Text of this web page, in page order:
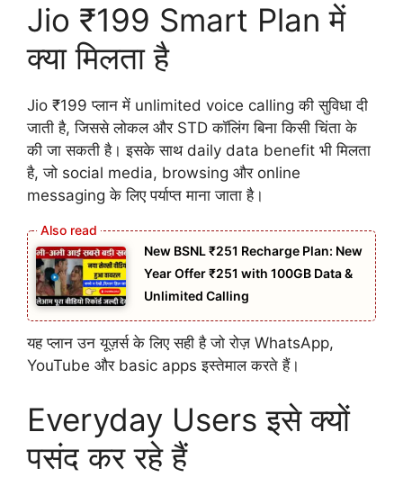
Jio ₹199 Smart Plan में
क्या मिलता है
Jio ₹199 प्लान में unlimited voice calling की सुविधा दी
जाती है, जिससे लोकल और STD कॉलिंग बिना किसी चिंता के
की जा सकती है। इसके साथ daily data benefit भी मिलता
है, जो social media, browsing और online
messaging के लिए पर्याप्त माना जाता है।
New BSNL ₹251 Recharge Plan: New
Year Offer ₹251 with 100GB Data &
Unlimited Calling
यह प्लान उन यूज़र्स के लिए सही है जो रोज़ WhatsApp,
YouTube और basic apps इस्तेमाल करते हैं।
Everyday Users इसे क्यों
पसंद कर रहे हैं